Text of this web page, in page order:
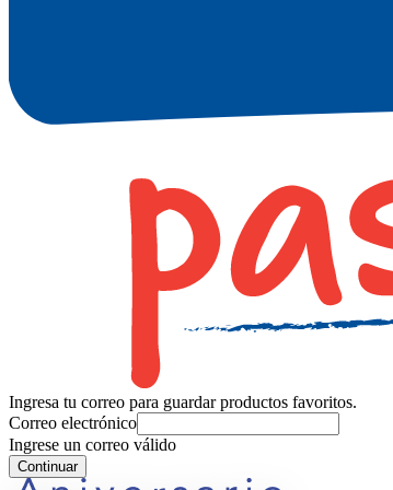
Ingresa tu correo para guardar productos favoritos.
Correo electrónico
Ingrese un correo válido
Continuar